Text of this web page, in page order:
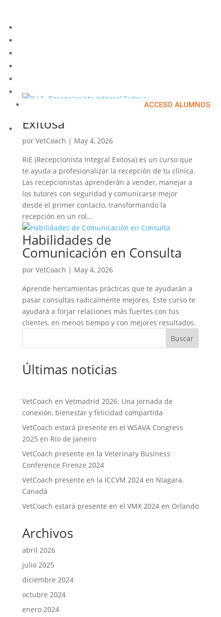
ACCESO ALUMNOS
R.I.E. Recepcionista Integral
Exitosa
por VetCoach | May 4, 2026
RIE (Recepcionista Integral Exitosa) es un curso que
te ayuda a profesionalizar la recepción de tu clínica.
Las recepcionistas aprenderán a vender, manejar a
los tutores con seguridad y comunicarse mejor
desde el primer contacto, transformando la
recepción en un rol...
Habilidades de
Comunicación en Consulta
por VetCoach | May 4, 2026
Aprende herramientas prácticas que te ayudarán a
pasar consultas radicalmente mejores. Este curso te
ayudará a forjar relaciones más fuertes con tus
clientes, en menos tiempo y con mejores resultados.
Buscar
Últimas noticias
VetCoach en Vetmadrid 2026: Una jornada de
conexión, bienestar y felicidad compartida
VetCoach estará presente en el WSAVA Congress
2025 en Río de Janeiro
VetCoach presente en la Veterinary Business
Conference Firenze 2024
VetCoach presente en la ICCVM 2024 en Niagara,
Canadá
VetCoach estará presente en el VMX 2024 en Orlando
Archivos
abril 2026
julio 2025
diciembre 2024
octubre 2024
enero 2024